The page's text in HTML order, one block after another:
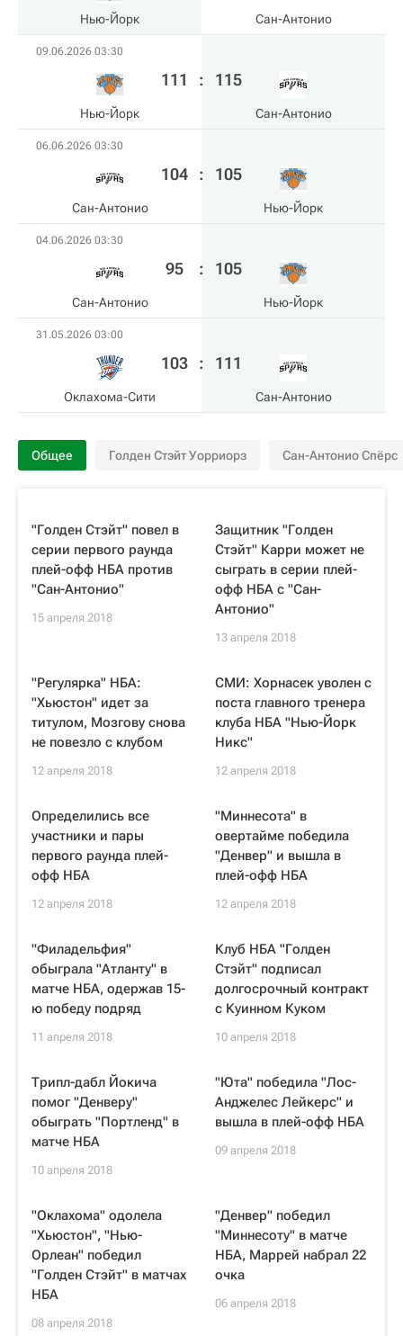
Нью-Йорк Сан-Антонио
09.06.2026 03:30
Нью-Йорк
111 : 115
Сан-Антонио
06.06.2026 03:30
Сан-Антонио
104 : 105
Нью-Йорк
04.06.2026 03:30
Сан-Антонио
95 : 105
Нью-Йорк
31.05.2026 03:00
Оклахома-Сити
103 : 111
Сан-Антонио
Общее Голден Стэйт Уорриорз Сан-Антонио Спёрс
"Голден Стэйт" повел в
серии первого раунда
плей-офф НБА против
"Сан-Антонио"
15 апреля 2018
Защитник "Голден
Стэйт" Карри может не
сыграть в серии плей-
офф НБА с "Сан-
Антонио"
13 апреля 2018
"Регулярка" НБА:
"Хьюстон" идет за
титулом, Мозгову снова
не повезло с клубом
12 апреля 2018
СМИ: Хорнасек уволен с
поста главного тренера
клуба НБА "Нью-Йорк
Никс"
12 апреля 2018
Определились все
участники и пары
первого раунда плей-
офф НБА
12 апреля 2018
"Миннесота" в
овертайме победила
"Денвер" и вышла в
плей-офф НБА
12 апреля 2018
"Филадельфия"
обыграла "Атланту" в
матче НБА, одержав 15-
ю победу подряд
11 апреля 2018
Клуб НБА "Голден
Стэйт" подписал
долгосрочный контракт
с Куинном Куком
10 апреля 2018
Трипл-дабл Йокича
помог "Денверу"
обыграть "Портленд" в
матче НБА
10 апреля 2018
"Юта" победила "Лос-
Анджелес Лейкерс" и
вышла в плей-офф НБА
09 апреля 2018
"Оклахома" одолела
"Хьюстон", "Нью-
Орлеан" победил
"Голден Стэйт" в матчах
НБА
08 апреля 2018
"Денвер" победил
"Миннесоту" в матче
НБА, Маррей набрал 22
очка
06 апреля 2018